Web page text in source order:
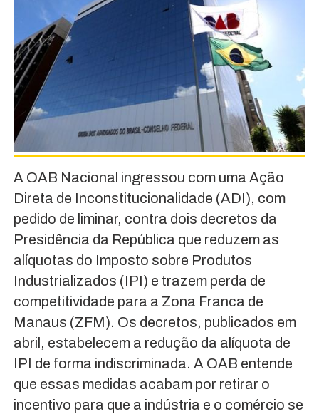
A OAB Nacional ingressou com uma Ação
Direta de Inconstitucionalidade (ADI), com
pedido de liminar, contra dois decretos da
Presidência da República que reduzem as
alíquotas do Imposto sobre Produtos
Industrializados (IPI) e trazem perda de
competitividade para a Zona Franca de
Manaus (ZFM). Os decretos, publicados em
abril, estabelecem a redução da alíquota de
IPI de forma indiscriminada. A OAB entende
que essas medidas acabam por retirar o
incentivo para que a indústria e o comércio se